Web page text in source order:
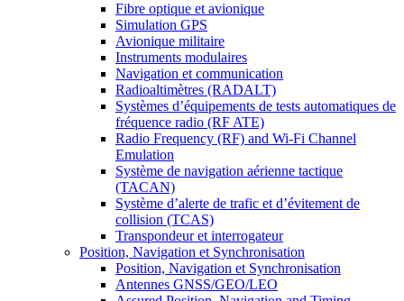
Fibre optique et avionique
Simulation GPS
Avionique militaire
Instruments modulaires
Navigation et communication
Radioaltimètres (RADALT)
Systèmes d’équipements de tests automatiques de
fréquence radio (RF ATE)
Radio Frequency (RF) and Wi-Fi Channel
Emulation
Système de navigation aérienne tactique
(TACAN)
Système d’alerte de trafic et d’évitement de
collision (TCAS)
Transpondeur et interrogateur
Position, Navigation et Synchronisation
Position, Navigation et Synchronisation
Antennes GNSS/GEO/LEO